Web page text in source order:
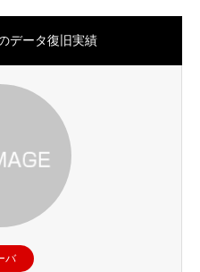
データ復旧実績
バ